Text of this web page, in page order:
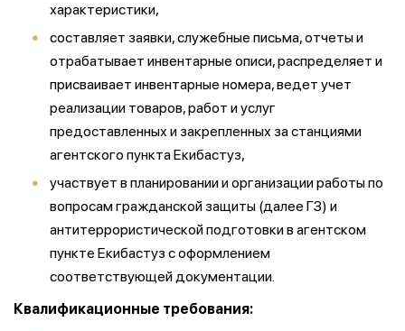
характеристики,
составляет заявки, служебные письма, отчеты и
отрабатывает инвентарные описи, распределяет и
присваивает инвентарные номера, ведет учет
реализации товаров, работ и услуг
предоставленных и закрепленных за станциями
агентского пункта Екибастуз,
участвует в планировании и организации работы по
вопросам гражданской защиты (далее ГЗ) и
антитеррористической подготовки в агентском
пункте Екибастуз с оформлением
соответствующей документации.
Квалификационные требования: